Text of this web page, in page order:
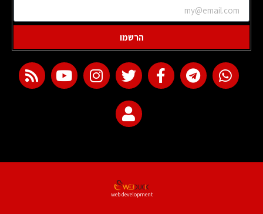
הרשמו
web development